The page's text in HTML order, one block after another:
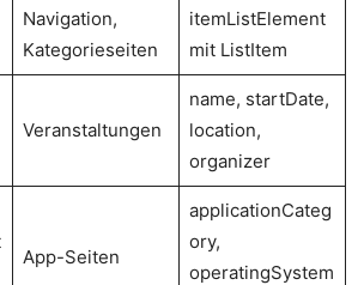
Navigation,
Kategorieseiten
itemListElement
mit ListItem
Veranstaltungen
name, startDate,
location,
organizer
App-Seiten
applicationCateg
ory,
operatingSystem